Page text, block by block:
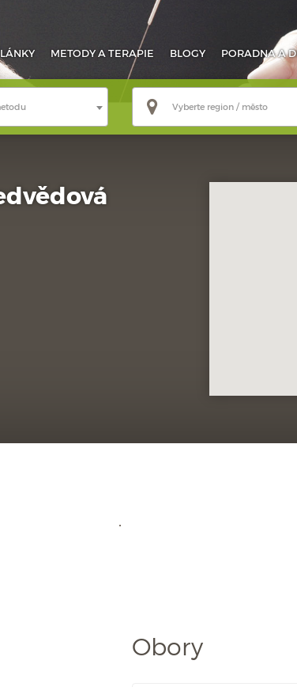
METODYA TERAPIE BLOGY PORADNAA
Vyberte region / město
Obory